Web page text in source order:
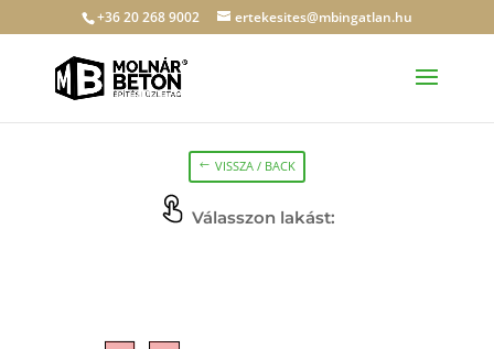
+36 20 268 9002 ertekesites@mbingatlan.hu
VISSZA / BACK
Válasszon lakást: